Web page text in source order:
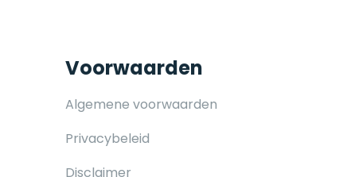
Voorwaarden
Algemene voorwaarden
Privacybeleid
Disclaimer